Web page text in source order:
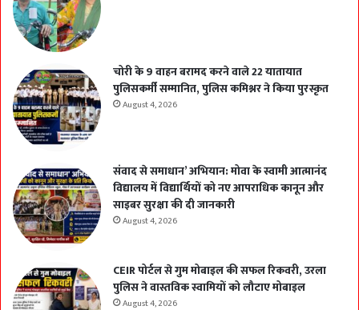
चोरी के 9 वाहन बरामद करने वाले 22 यातायात
पुलिसकर्मी सम्मानित, पुलिस कमिश्नर ने किया पुरस्कृत
August 4, 2026
संवाद से समाधान’ अभियान: मोवा के स्वामी आत्मानंद
विद्यालय में विद्यार्थियों को नए आपराधिक कानून और
साइबर सुरक्षा की दी जानकारी
August 4, 2026
CEIR पोर्टल से गुम मोबाइल की सफल रिकवरी, उरला
पुलिस ने वास्तविक स्वामियों को लौटाए मोबाइल
August 4, 2026